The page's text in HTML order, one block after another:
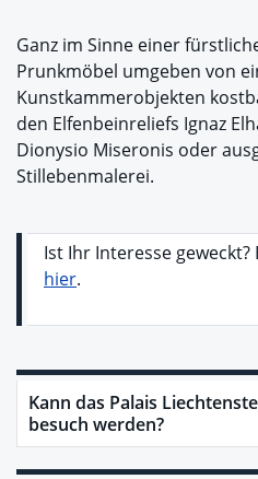
Ganz im Sinne einer
Prunkmöbel umgeben von
Kunstkammerobjekten
den Elfenbeinreliefs Ignaz
Dionysio Miseronis oder
Stillebenmalerei.
Ist Ihr Interesse
hier.
Kann das Palais
besuch werden?